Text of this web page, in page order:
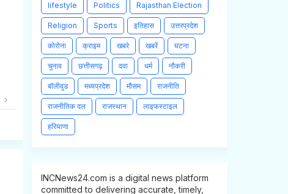
lifestyle Politics Rajasthan Election
Religion Sports इतिहास उत्तरप्रदेश
कोरोना क्राइम खबरे खबरें घटना
चुनाव छत्तीसगढ़ दवा धर्म नौकरी
बॉलीवुड मध्यप्रदेश मौसम राजनीति
राजनीतिक दल राजस्थान लाइफस्टाइल
हरियाणा
INCNews24.com is a digital news platform
committed to delivering accurate, timely,